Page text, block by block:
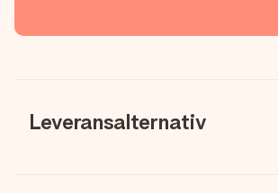
Leveransalternativ